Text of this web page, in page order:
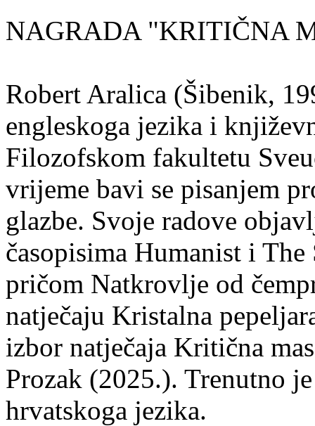
NAGRADA "KRITIČNA
Robert Aralica (Šibenik,
engleskoga jezika i
Filozofskom fakultetu
vrijeme bavi se pisanjem
glazbe. Svoje radove
časopisima Humanist i
pričom Natkrovlje od
natječaju Kristalna
izbor natječaja Kritična
Prozak (2025.). Trenutno
hrvatskoga jezika.